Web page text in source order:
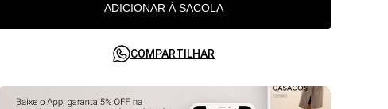
ADICIONAR À SACOLA
COMPARTILHAR